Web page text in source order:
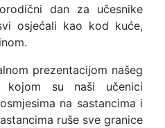
dan za učesnike
osjećali kao kod kuće,
prezentacijom našeg
kojom su naši učenici
na sastancima i
ruše sve granice